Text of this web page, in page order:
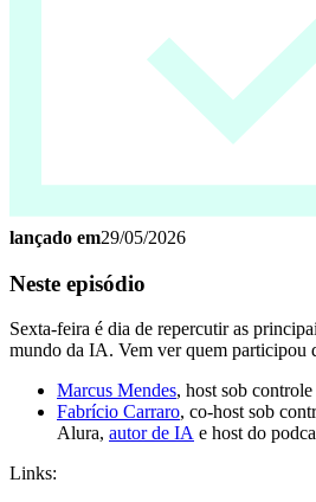
lançado em29/05/2026
Neste episódio
Sexta-feira é dia de repercutir as
mundo da IA. Vem ver quem participou
Marcus Mendes, host sob controle
Fabrício Carraro, co-host sob
Alura, autor de IA e host do
Links: